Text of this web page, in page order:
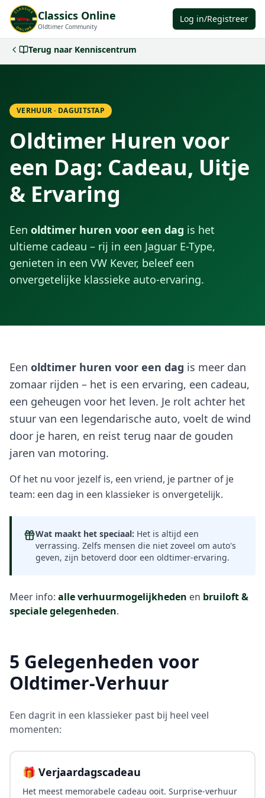
Classics Online
Oldtimer Community
Log in/Registreer
Terug naar Kenniscentrum
VERHUUR · DAGUITSTAP
Oldtimer Huren voor
een Dag: Cadeau, Uitje
& Ervaring
Een oldtimer huren voor een dag is het
ultieme cadeau – rij in een Jaguar E-Type,
genieten in een VW Kever, beleef een
onvergetelijke klassieke auto-ervaring.
Een oldtimer huren voor een dag is meer dan
zomaar rijden – het is een ervaring, een cadeau,
een geheugen voor het leven. Je rolt achter het
stuur van een legendarische auto, voelt de wind
door je haren, en reist terug naar de gouden
jaren van motoring.
Of het nu voor jezelf is, een vriend, je partner of je
team: een dag in een klassieker is onvergetelijk.
Wat maakt het speciaal: Het is altijd een
verrassing. Zelfs mensen die niet zoveel om auto's
geven, zijn betoverd door een oldtimer-ervaring.
Meer info: alle verhuurmogelijkheden en bruiloft &
speciale gelegenheden.
5 Gelegenheden voor
Oldtimer-Verhuur
Een dagrit in een klassieker past bij heel veel
momenten:
🎁 Verjaardagscadeau
Het meest memorabele cadeau ooit. Surprise-verhuur